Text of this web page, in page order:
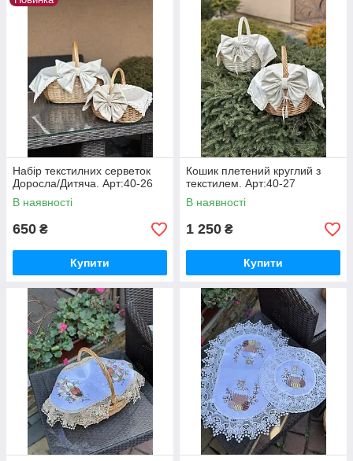
Набір текстилних серветок
Доросла/Дитяча. Арт:40-26
В наявності
650 ₴
Купити
Кошик плетений круглий з
текстилем. Арт:40-27
В наявності
1 250 ₴
Купити